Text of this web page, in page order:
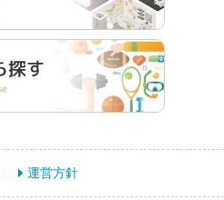
運営方針